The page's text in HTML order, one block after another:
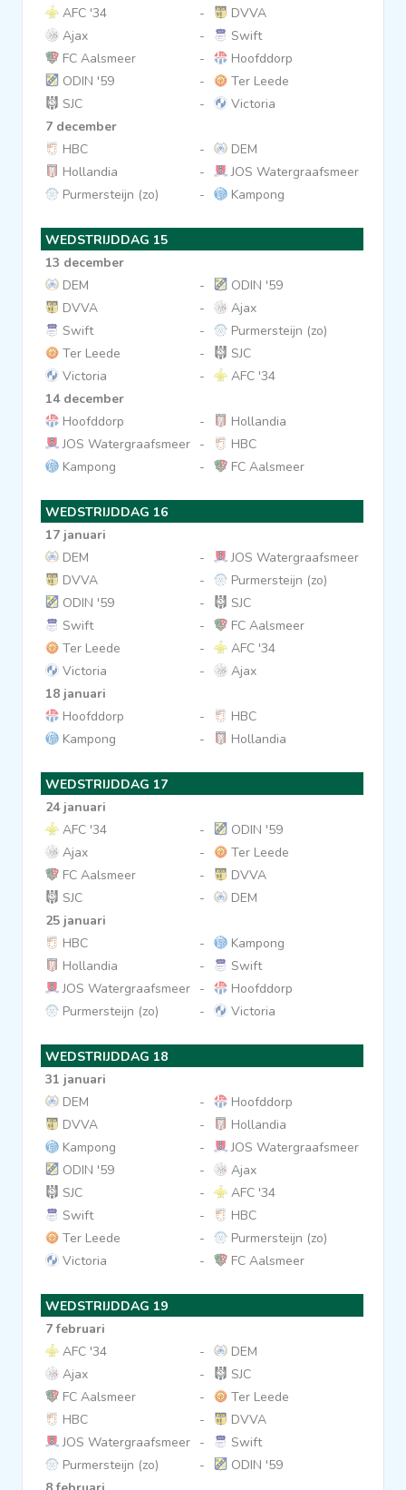
AFC '34
-
DVVA
Ajax
-
Swift
FC Aalsmeer
-
Hoofddorp
ODIN '59
-
Ter Leede
SJC
-
Victoria
7 december
HBC
-
DEM
Hollandia
-
JOS Watergraafsmeer
Purmersteijn (zo)
- Kampong
WEDSTRIJDDAG 15
13 december
DEM
-
ODIN '59
DVVA
-
Ajax
Swift
-
Purmersteijn (zo)
Ter Leede
-
SJC
Victoria
-
AFC '34
14 december
Hoofddorp
-
Hollandia
JOS Watergraafsmeer -
HBC
Kampong
- FC Aalsmeer
WEDSTRIJDDAG 16
17 januari
DEM
-
JOS Watergraafsmeer
DVVA
-
Purmersteijn (zo)
ODIN '59
-
SJC
Swift
-
FC Aalsmeer
Ter Leede
-
AFC '34
Victoria
-
Ajax
18 januari
Hoofddorp
-
HBC
Kampong
- Hollandia
WEDSTRIJDDAG 17
24 januari
AFC '34
-
ODIN '59
Ajax
-
Ter Leede
FC Aalsmeer
-
DVVA
SJC
-
DEM
25 januari
HBC
-
Kampong
Hollandia
-
Swift
JOS Watergraafsmeer -
Hoofddorp
Purmersteijn (zo)
- Victoria
WEDSTRIJDDAG 18
31 januari
DEM
-
Hoofddorp
DVVA
-
Hollandia
Kampong
-
JOS Watergraafsmeer
ODIN '59
-
Ajax
SJC
-
AFC '34
Swift
-
HBC
Ter Leede
-
Purmersteijn (zo)
Victoria
- FC Aalsmeer
WEDSTRIJDDAG 19
7 februari
AFC '34
-
DEM
Ajax
-
SJC
FC Aalsmeer
-
Ter Leede
HBC
-
DVVA
JOS Watergraafsmeer -
Swift
Purmersteijn (zo)
-
ODIN '59